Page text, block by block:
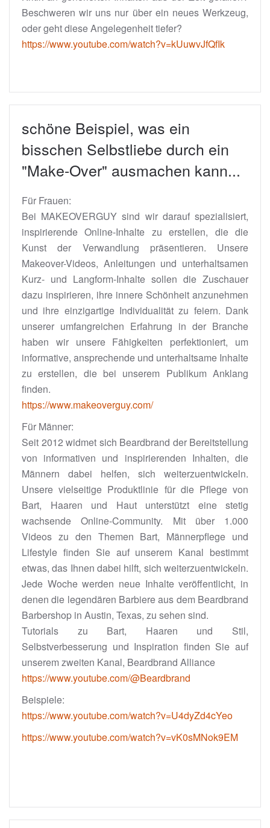
Beschweren wir uns nur über ein neues Werkzeug,
oder geht diese Angelegenheit tiefer?
https://www.youtube.com/watch?v=kUuwvJfQfIk
schöne Beispiel, was ein
bisschen Selbstliebe durch ein
"Make-Over" ausmachen kann...
Für Frauen:
Bei MAKEOVERGUY sind wir darauf spezialisiert,
inspirierende Online-Inhalte zu erstellen, die die
Kunst der Verwandlung präsentieren. Unsere
Makeover-Videos, Anleitungen und unterhaltsamen
Kurz- und Langform-Inhalte sollen die Zuschauer
dazu inspirieren, ihre innere Schönheit anzunehmen
und ihre einzigartige Individualität zu feiern. Dank
unserer umfangreichen Erfahrung in der Branche
haben wir unsere Fähigkeiten perfektioniert, um
informative, ansprechende und unterhaltsame Inhalte
zu erstellen, die bei unserem Publikum Anklang
finden.
https://www.makeoverguy.com/
Für Männer:
Seit 2012 widmet sich Beardbrand der Bereitstellung
von informativen und inspirierenden Inhalten, die
Männern dabei helfen, sich weiterzuentwickeln.
Unsere vielseitige Produktlinie für die Pflege von
Bart, Haaren und Haut unterstützt eine stetig
wachsende Online-Community. Mit über 1.000
Videos zu den Themen Bart, Männerpflege und
Lifestyle finden Sie auf unserem Kanal bestimmt
etwas, das Ihnen dabei hilft, sich weiterzuentwickeln.
Jede Woche werden neue Inhalte veröffentlicht, in
denen die legendären Barbiere aus dem Beardbrand
Barbershop in Austin, Texas, zu sehen sind.
Tutorials zu Bart, Haaren und Stil,
Selbstverbesserung und Inspiration finden Sie auf
unserem zweiten Kanal, Beardbrand Alliance
https://www.youtube.com/@Beardbrand
Beispiele:
https://www.youtube.com/watch?v=U4dyZd4cYeo
https://www.youtube.com/watch?v=vK0sMNok9EM